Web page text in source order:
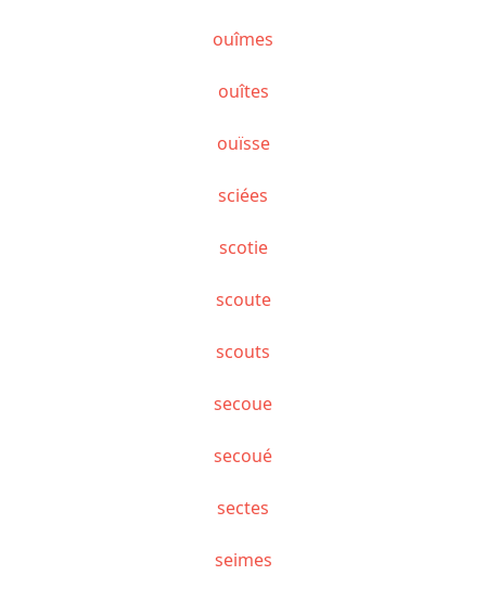
ouîmes
ouîtes
ouïsse
sciées
scotie
scoute
scouts
secoue
secoué
sectes
seimes